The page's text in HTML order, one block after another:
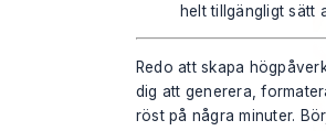
helt tillgängligt sätt
Redo att skapa
dig att generera,
röst på några minuter.